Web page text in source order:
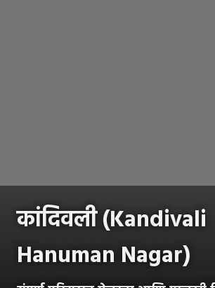
कांदिवली (Kandivali
Hanuman Nagar)